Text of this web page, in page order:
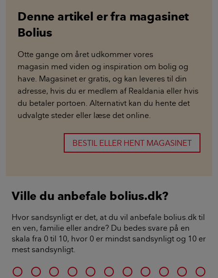
Denne artikel er fra magasinet
Bolius
Otte gange om året udkommer vores
magasin med viden og inspiration om bolig og
have. Magasinet er gratis, og kan leveres til din
adresse, hvis du er medlem af Realdania eller hvis
du betaler portoen. Alternativt kan du hente det
udvalgte steder eller læse det online.
BESTIL ELLER HENT MAGASINET
Ville du anbefale bolius.dk?
Hvor sandsynligt er det, at du vil anbefale bolius.dk til
en ven, familie eller andre? Du bedes svare på en
skala fra 0 til 10, hvor 0 er mindst sandsynligt og 10 er
mest sandsynligt.